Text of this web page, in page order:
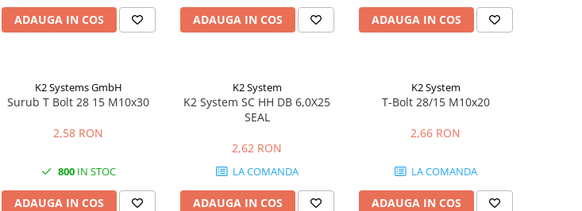
ADAUGA IN COS ADAUGA IN COS ADAUGA IN COS
K2 Systems GmbH
Surub T Bolt 28 15 M10x30
2,58 RON
800IN STOC
ADAUGA IN COS
K2 System
K2 System SC HH DB 6,0X25
SEAL
2,62 RON
LA COMANDA
ADAUGA IN COS
K2 System
T-Bolt 28/15 M10x20
2,66 RON
LA COMANDA
ADAUGA IN COS